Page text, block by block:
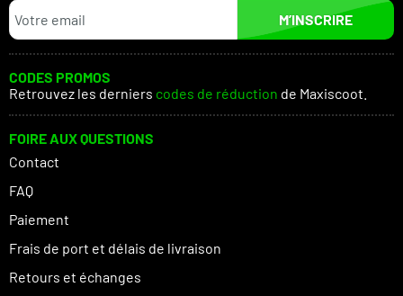
M’INSCRIRE
CODES PROMOS
Retrouvez les derniers codes de réduction de Maxiscoot.
FOIRE AUX QUESTIONS
Contact
FAQ
Paiement
Frais de port et délais de livraison
Retours et échanges